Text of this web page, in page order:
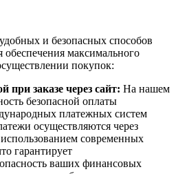
и безопасных способов
обеспечения максимального
покупок:
при заказе через сайт: На нашем
безопасной оплаты
платежных систем
осуществляются через
современных
гарантирует
ваших финансовых